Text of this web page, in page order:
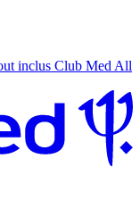
inclus Club Med All